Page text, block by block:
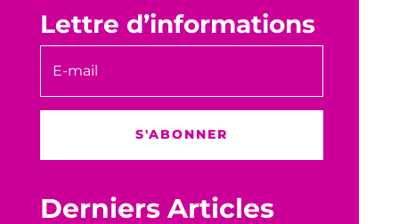
Lettre d’informations
S'ABONNER
Derniers Articles